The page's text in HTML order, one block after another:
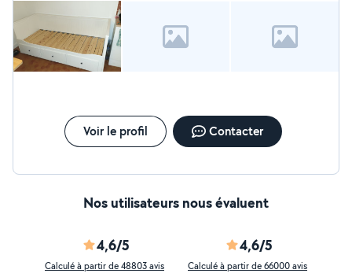
Voir le profil Contacter
Nos utilisateurs nous évaluent
4,6/5
Calculé à partir de 48803 avis
4,6/5
Calculé à partir de 66000 avis